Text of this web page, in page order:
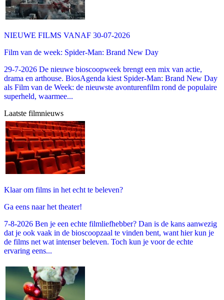
NIEUWE FILMS VANAF 30-07-2026
Film van de week: Spider-Man: Brand New Day
29-7-2026 De nieuwe bioscoopweek brengt een mix van actie,
drama en arthouse. BiosAgenda kiest Spider-Man: Brand New Day
als Film van de Week: de nieuwste avonturenfilm rond de populaire
superheld, waarmee...
Laatste filmnieuws
Klaar om films in het echt te beleven?
Ga eens naar het theater!
7-8-2026 Ben je een echte filmliefhebber? Dan is de kans aanwezig
dat je ook vaak in de bioscoopzaal te vinden bent, want hier kun je
de films net wat intenser beleven. Toch kun je voor de echte
ervaring eens...